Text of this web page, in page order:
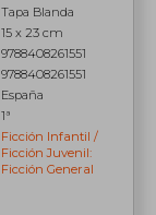
Tapa Blanda
15 x 23 cm
9788408261551
9788408261551
España
1ª
Ficción Infantil /
Ficción Juvenil:
Ficción General